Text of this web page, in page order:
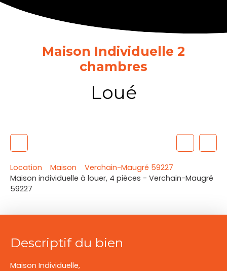
Maison Individuelle 2
chambres
Loué
Location Maison
Verchain-Maugré 59227
Maison individuelle à louer, 4 pièces - Verchain-Maugré
59227
Descriptif du bien
Maison Individuelle,